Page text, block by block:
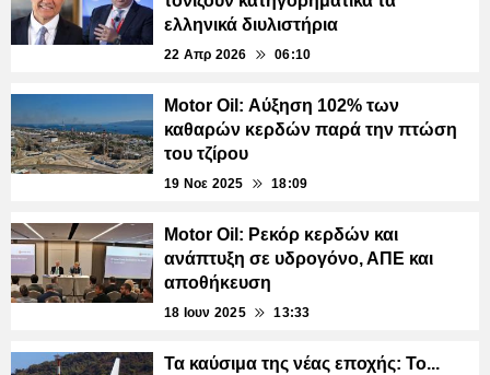
ελληνικά διυλιστήρια
22 Απρ 2026 06:10
Motor Oil: Αύξηση 102% των
καθαρών κερδών παρά την πτώση
του τζίρου
19 Νοε 2025 18:09
Motor Oil: Ρεκόρ κερδών και
ανάπτυξη σε υδρογόνο, ΑΠΕ και
αποθήκευση
18 Ιουν 2025 13:33
Τα καύσιμα της νέας εποχής: Το...